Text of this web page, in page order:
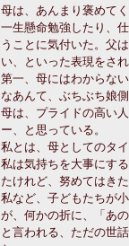
母は、あんまり褒めてく
一生懸命勉強したり、
うことに気付いた。父
い、といった表現をさ
第一、母にはわからな
なあんて、ぶちぶち娘
母は、プライドの高い
ー、と思っている。
私とは、母としてのタイ
私は気持ちを大事にす
たけれど、努めてはきた
私など、子どもたちが
が、何かの折に、「あ
と言われる、ただの世